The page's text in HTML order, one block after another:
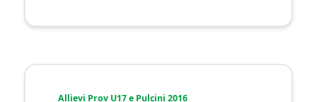
Allievi Prov U17 e Pulcini 2016